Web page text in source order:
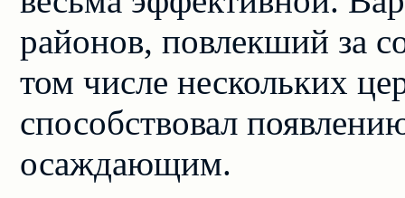
районов, повлекший за
том числе нескольких
способствовал
осаждающим.